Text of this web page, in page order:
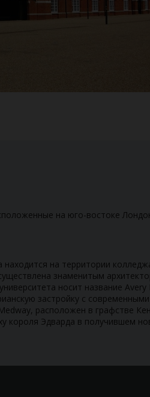
на юго-востоке
находится на территории
знаменитым
носит название
застройку с
расположен в графстве
короля Эдварда в получившем